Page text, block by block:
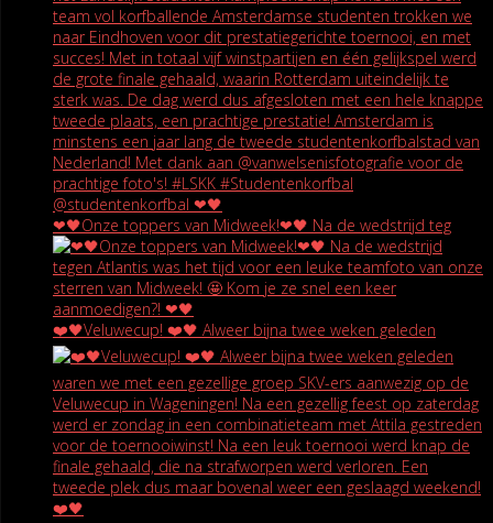
❤🖤Onze toppers van Midweek!❤🖤 Na de wedstrijd teg
❤️🖤Veluwecup! ❤️🖤 Alweer bijna twee weken geleden